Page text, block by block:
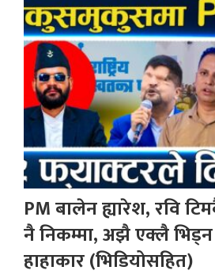
PM बालेन ह्यारेश, रवि
नै निकम्मा, अझै एक्लै
हाहाकार (भिडियोसहित)